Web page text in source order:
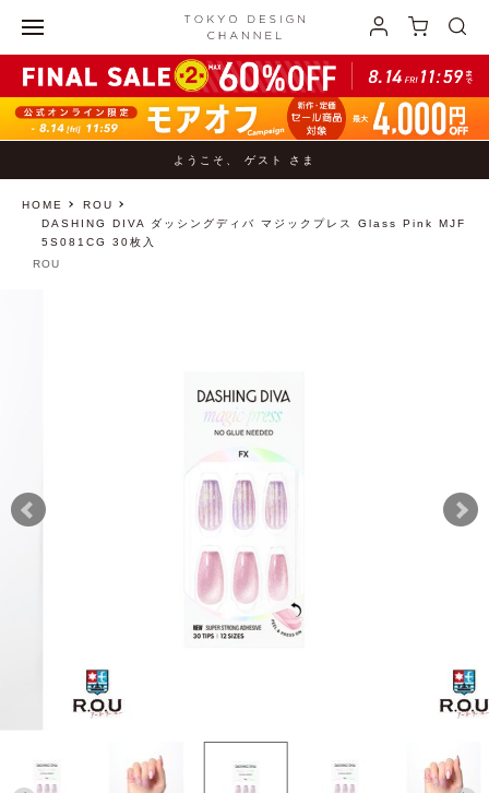
ようこそ、 ゲスト さま
HOME
ROU
DASHING DIVA ダッシングディバ マジックプレス Glass Pink MJF
5S081CG 30枚入
ROU